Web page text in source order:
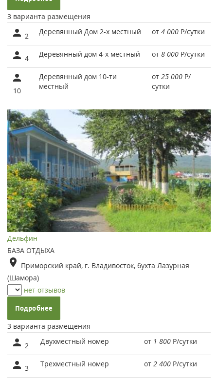
3 варианта размещения
2 Деревянный Дом 2-х местный от 4 000 Р/сутки
4 Деревянный дом 4-х местный от 8 000 Р/сутки
10
Деревянный дом 10-ти
местный
от 25 000 Р/
сутки
Дельфин
БАЗА ОТДЫХА
Приморский край, г. Владивосток, бухта Лазурная
(Шамора)
нет отзывов
Подробнее
3 варианта размещения
2 Двухместный номер от 1 800 Р/сутки
3 Трехместный номер от 2 400 Р/сутки